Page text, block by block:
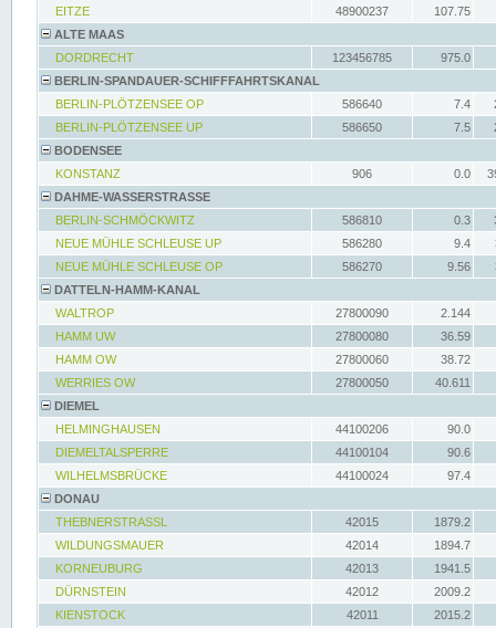
EITZE
48900237
107.75
ALTE MAAS
DORDRECHT
123456785
975.0
BERLIN-SPANDAUER-SCHIFFFAHRTSKANAL
BERLIN-PLÖTZENSEE OP
586640 7.4
BERLIN-PLÖTZENSEE UP
586650 7.5
BODENSEE
KONSTANZ
906 0.0
DAHME-WASSERSTRASSE
BERLIN-SCHMÖCKWITZ
586810 0.3
NEUE MÜHLE SCHLEUSE UP
586280 9.4
NEUE MÜHLE SCHLEUSE OP
586270 9.56
DATTELN-HAMM-KANAL
WALTROP
27800090
2.144
HAMM UW
27800080
36.59
HAMM OW
27800060
38.72
WERRIES OW
27800050
40.611
DIEMEL
HELMINGHAUSEN
44100206
90.0
DIEMELTALSPERRE
44100104
90.6
WILHELMSBRÜCKE
44100024
97.4
DONAU
THEBNERSTRASSL
42015
1879.2
WILDUNGSMAUER
42014
1894.7
KORNEUBURG
42013
1941.5
DÜRNSTEIN
42012
2009.2
KIENSTOCK
42011
2015.2